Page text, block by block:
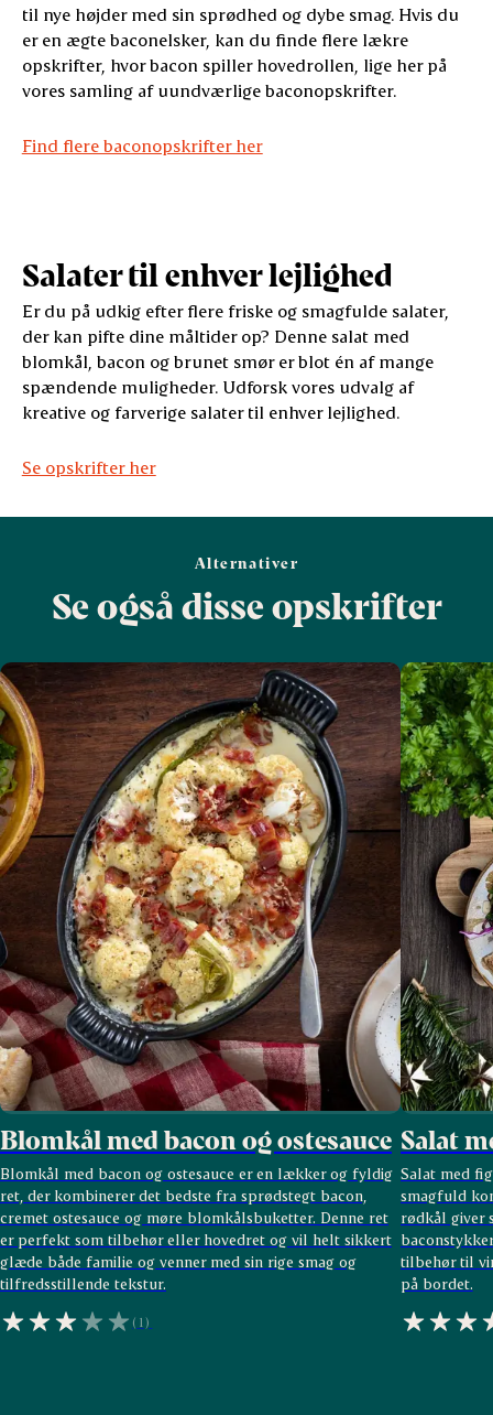
til nye højder med sin sprødhed og dybe smag. Hvis du
er en ægte baconelsker, kan du finde flere lækre
opskrifter, hvor bacon spiller hovedrollen, lige her på
vores samling af uundværlige baconopskrifter.
Find flere baconopskrifter her
Salater til enhver lejlighed
Er du på udkig efter flere friske og smagfulde salater,
der kan pifte dine måltider op? Denne salat med
blomkål, bacon og brunet smør er blot én af mange
spændende muligheder. Udforsk vores udvalg af
kreative og farverige salater til enhver lejlighed.
Se opskrifter her
Alternativer
Se også disse opskrifter
Blomkål med bacon og ostesauce
Blomkål med bacon og ostesauce er en lækker og fyldig
ret, der kombinerer det bedste fra sprødstegt bacon,
cremet ostesauce og møre blomkålsbuketter. Denne ret
er perfekt som tilbehør eller hovedret og vil helt sikkert
glæde både familie og venner med sin rige smag og
tilfredsstillende tekstur.
(1)
Salat
Salat med
smagfuld
rødkål giver
tilbehør til
på bordet.